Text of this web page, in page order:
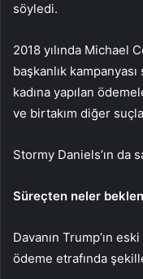
söyledi.
2018 yılında Michael
başkanlık kampanyası
kadına yapılan
ve birtakım diğer
Stormy Daniels’ın da
Süreçten neler
Davanın Trump’ın
ödeme etrafında